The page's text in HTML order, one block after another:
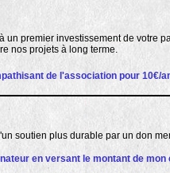
un premier investissement de votre
nos projets à long terme.
de l'association pour 10€/
soutien plus durable par un don
en versant le montant de mon